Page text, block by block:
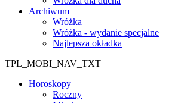
Archiwum
Wróżka
Wróżka - wydanie specjalne
Najlepsza okładka
TPL_MOBI_NAV_TXT
Horoskopy
Roczny